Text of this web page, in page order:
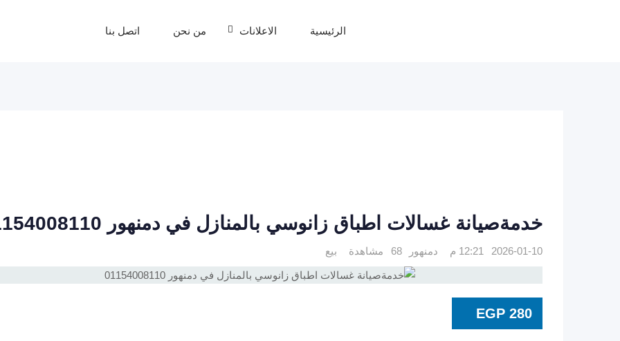
الرئيسية الاعلانات من نحن اتصل بنا
خدمةصيانة غسالات اطباق زانوسي بالمنازل في دمنهور 01154008110
2026-01-10 12:21 م دمنهور 68 مشاهدة بيع
EGP 280